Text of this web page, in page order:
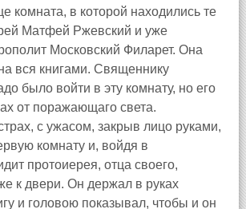
комната, в которой находились те
Матфей Ржевский и уже
Московский Филарет. Она
вся книгами. Священнику
было войти в эту комнату, но его
от поражающаго света.
с ужасом, закрыв лицо руками,
комнату и, войдя в
протоиерея, отца своего,
к двери. Он держал в руках
и головою показывал, чтобы и он